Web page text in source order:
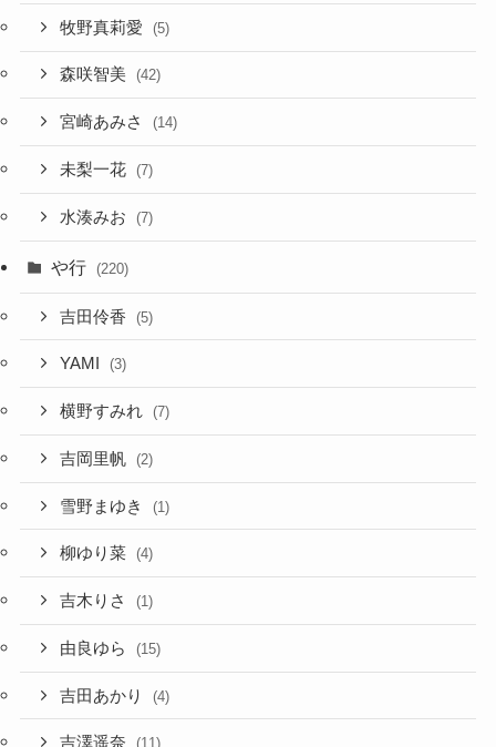
牧野真莉愛 (5)
森咲智美 (42)
宮崎あみさ (14)
未梨一花 (7)
水湊みお (7)
や行 (220)
吉田伶香 (5)
YAMI (3)
横野すみれ (7)
吉岡里帆 (2)
雪野まゆき (1)
柳ゆり菜 (4)
吉木りさ (1)
由良ゆら (15)
吉田あかり (4)
吉澤遥奈 (11)